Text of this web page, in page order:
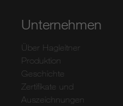
Unternehmen
Über Hagleitner
Produktion
Geschichte
Zertifikate und
Auszeichnungen